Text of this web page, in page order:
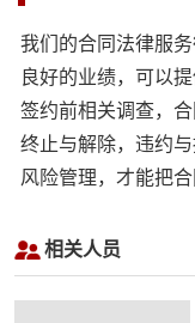
我们的合同法律服
良好的业绩，可以
签约前相关调查，
终止与解除，违约
风险管理，才能把
相关人员